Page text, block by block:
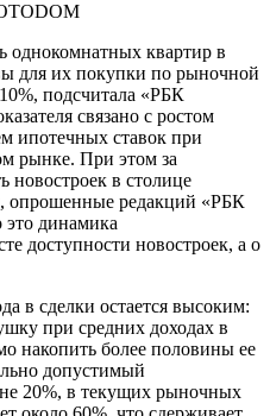
однокомнатных квартир в
для их покупки по рыночной
подсчитала «РБК
связано с ростом
ипотечных ставок при
рынке. При этом за
новостроек в столице
опрошенные редакций «РБК
динамика
доступности новостроек, а о
в сделки остается высоким:
при средних доходах в
накопить более половины ее
допустимый
20%, в текущих рыночных